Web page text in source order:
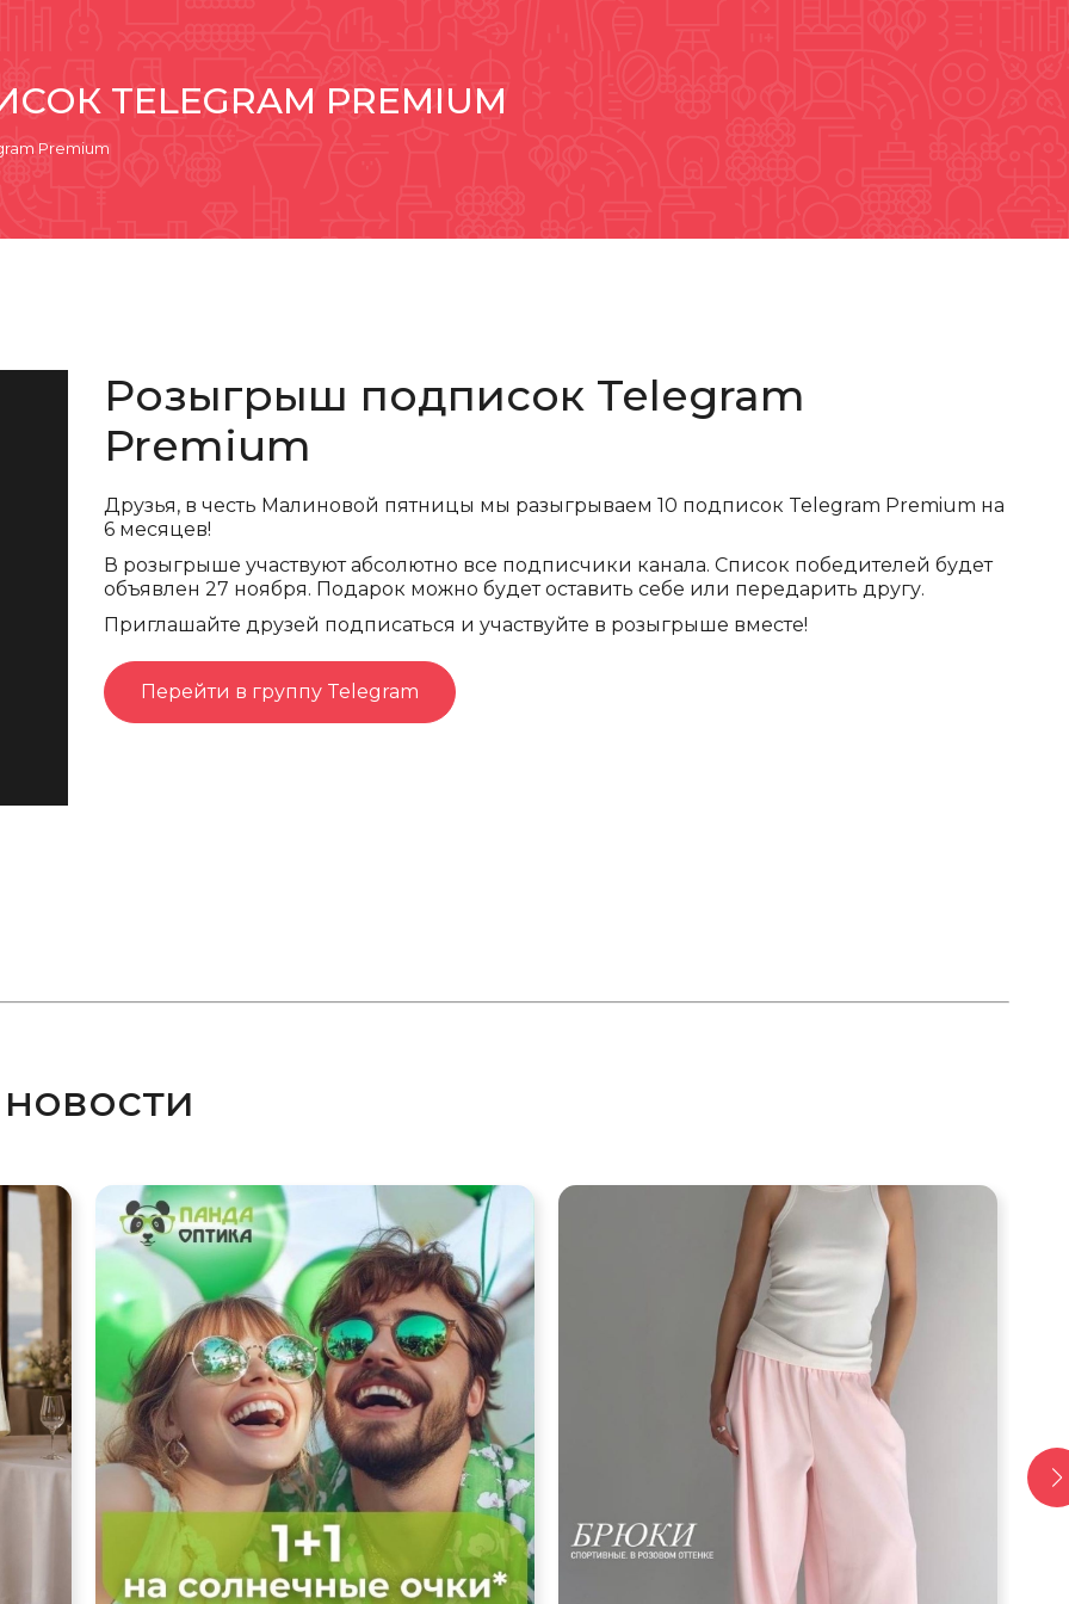
TELEGRAM PREMIUM
Premium
Розыгрыш подписок Telegram
Premium
Друзья, в честь Малиновой пятницы мы разыгрываем 10 подписок Telegram Premium на
6 месяцев!
В розыгрыше участвуют абсолютно все подписчики канала. Список победителей будет
объявлен 27 ноября. Подарок можно будет оставить себе или передарить другу.
Приглашайте друзей подписаться и участвуйте в розыгрыше вместе!
Перейти в группу Telegram